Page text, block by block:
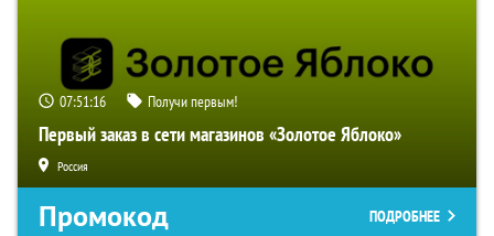
07:51:15 Получи первым!
Первый заказ в сети магазинов «Золотое Яблоко»
Россия
Промокод ПОДРОБНЕЕ